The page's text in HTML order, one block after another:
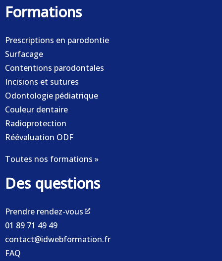
Formations
Prescriptions en parodontie
Surfacage
Contentions parodontales
Incisions et sutures
Odontologie pédiatrique
Couleur dentaire
Radioprotection
Réévaluation ODF
Toutes nos formations »
Des questions
Prendre rendez-vous
01 89 71 49 49
contact@idwebformation.fr
FAQ